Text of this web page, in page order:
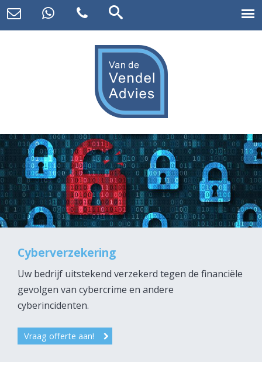
Cyberverzekering
Uw bedrijf uitstekend verzekerd tegen de financiële
gevolgen van cybercrime en andere
cyberincidenten.
Vraag offerte aan!